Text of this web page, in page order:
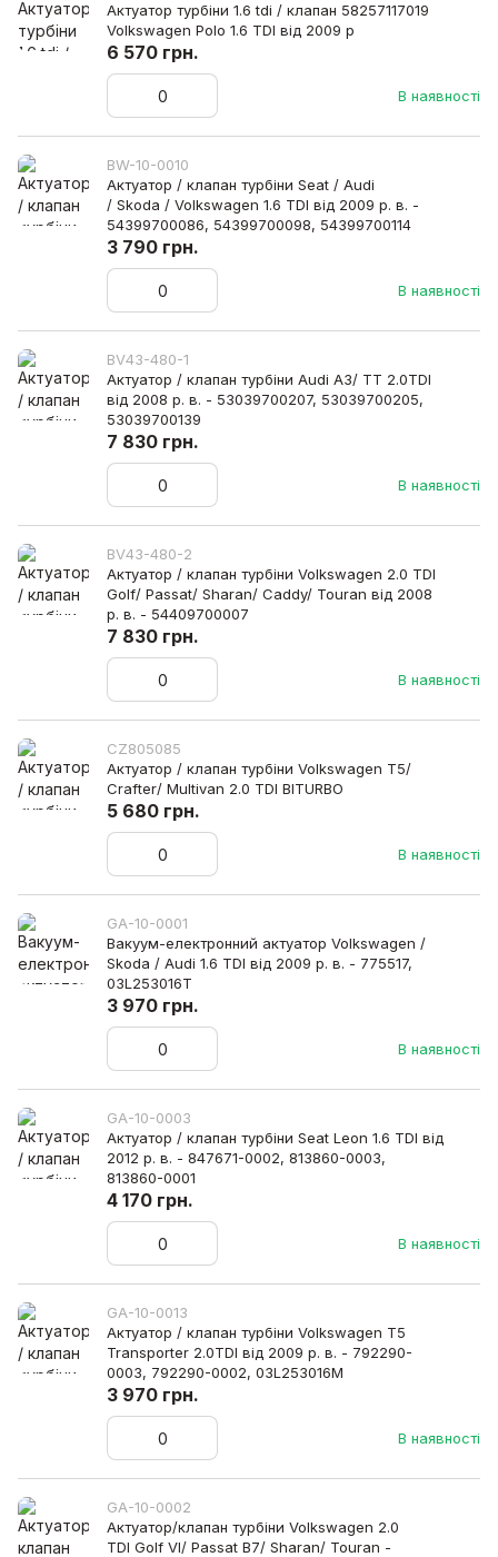
Актуатор турбіни 1.6 tdi / клапан 58257117019
Volkswagen Polo 1.6 TDI від 2009 р
В наявності
6 570 грн.
BW-10-0010
Актуатор / клапан турбіни Seat / Audi
/ Skoda / Volkswagen 1.6 TDI від 2009 р. в. -
54399700086, 54399700098, 54399700114
В наявності
3 790 грн.
BV43-480-1
Актуатор / клапан турбіни Audi A3/ TT 2.0TDI
від 2008 р. в. - 53039700207, 53039700205,
53039700139
В наявності
7 830 грн.
BV43-480-2
Актуатор / клапан турбіни Volkswagen 2.0 TDI
Golf/ Passat/ Sharan/ Caddy/ Touran від 2008
р. в. - 54409700007
В наявності
7 830 грн.
CZ805085
Актуатор / клапан турбіни Volkswagen T5/
Crafter/ Multivan 2.0 TDI BITURBO
В наявності
5 680 грн.
GA-10-0001
Вакуум-електронний актуатор Volkswagen /
Skoda / Audi 1.6 TDI від 2009 р. в. - 775517,
03L253016T
В наявності
3 970 грн.
GA-10-0003
Актуатор / клапан турбіни Seat Leon 1.6 TDI від
2012 р. в. - 847671-0002, 813860-0003,
813860-0001
В наявності
4 170 грн.
GA-10-0013
Актуатор / клапан турбіни Volkswagen T5
Transporter 2.0TDI від 2009 р. в. - 792290-
0003, 792290-0002, 03L253016M
В наявності
3 970 грн.
GA-10-0002
Актуатор/клапан турбіни Volkswagen 2.0
TDI Golf VI/ Passat B7/ Sharan/ Touran -